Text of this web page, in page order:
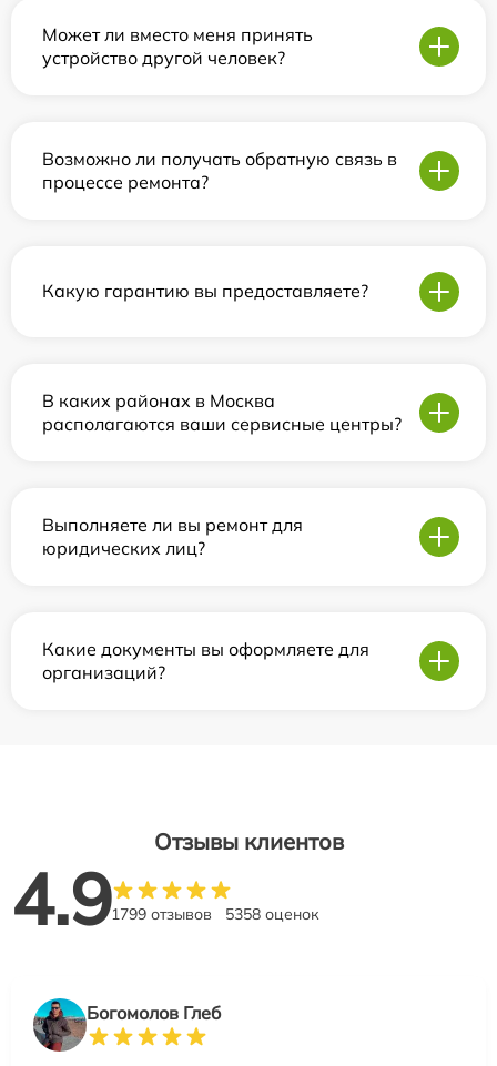
Может ли вместо меня принять
устройство другой человек?
Возможно ли получать обратную связь в
процессе ремонта?
Какую гарантию вы предоставляете?
В каких районах в Москва
располагаются ваши сервисные центры?
Выполняете ли вы ремонт для
юридических лиц?
Какие документы вы оформляете для
организаций?
Отзывы клиентов
4.91799 отзывов 5358 оценок
Богомолов Глеб